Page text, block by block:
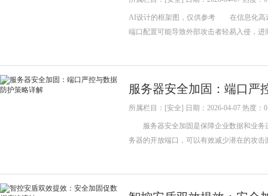
AI设计的框架图，仅供参考 在信息化高
端口配置可能导致外部攻击者轻易入侵，
服务器安全加固：端口严
所属栏目：[安全] 日期：2026-04-07 热度：0
服务器安全加固是保障企业数据和业务
务器的开放端口，可以有效减少潜在的攻